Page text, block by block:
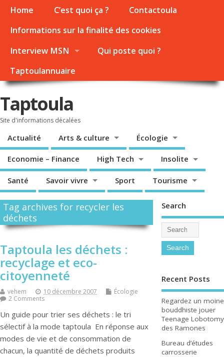
Home C’est quoi ça ?
Contactoula
Informations sur la finalité des cookies
Interview MSN
Qui poste quoi ?
Taptoulannuaire
Taptoula
Site d'informations décalées
Actualité Arts & culture Écologie
Economie – Finance High Tech Insolite
Santé Savoir vivre Sport Tourisme
Tag archives for recycler les
déchets
Taptoula les déchets :
recyclage et eco-
citoyenneté
vehem 10 décembre 2007
Écologie
2 Comments
Un guide pour trier ses déchets : le tri
sélectif à la mode taptoula En réponse aux
modes de vie et de consommation de
chacun, la quantité de déchets produits
Search
Recent Posts
Regardez un moine
bouddhiste jouer
Teenage Lobotomy
des Ramones
Bureau d’études
carrosserie